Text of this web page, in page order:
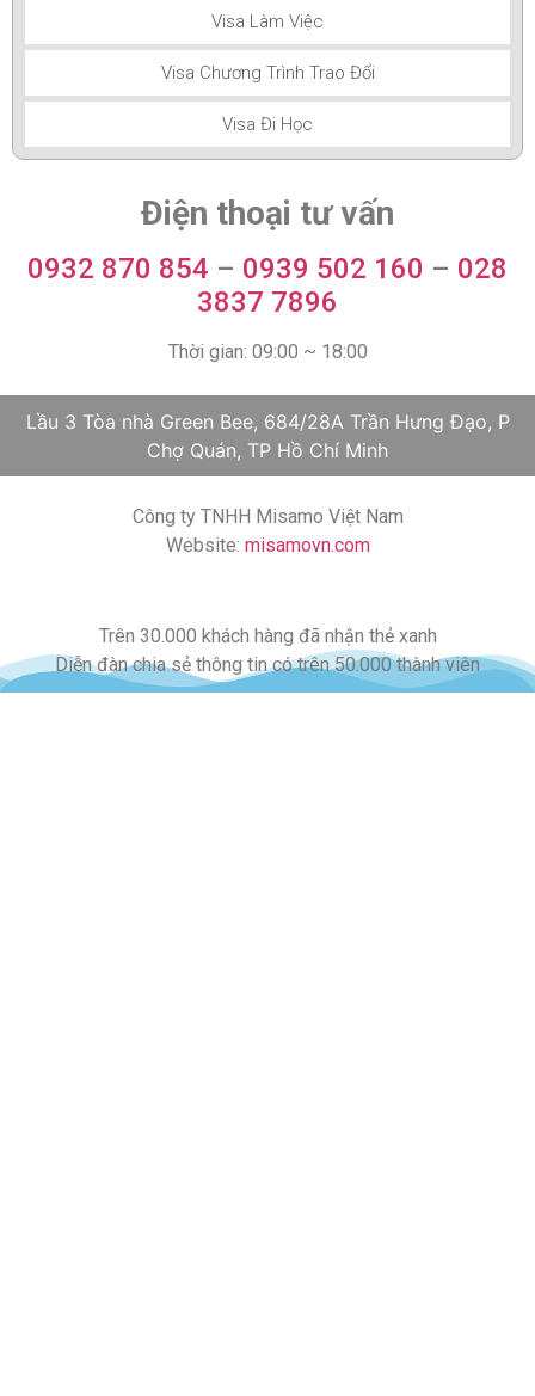
Visa Làm Việc
Visa Chương Trình Trao Đổi
Visa Đi Học
Điện thoại tư vấn
0932 870 854 – 0939 502 160 – 028
3837 7896
Thời gian: 09:00 ~ 18:00
Lầu 3 Tòa nhà Green Bee, 684/28A Trần Hưng Đạo, P
Chợ Quán, TP Hồ Chí Minh
Công ty TNHH Misamo Việt Nam
Website: misamovn.com
Trên 30.000 khách hàng đã nhận thẻ xanh
Diễn đàn chia sẻ thông tin có trên 50.000 thành viên